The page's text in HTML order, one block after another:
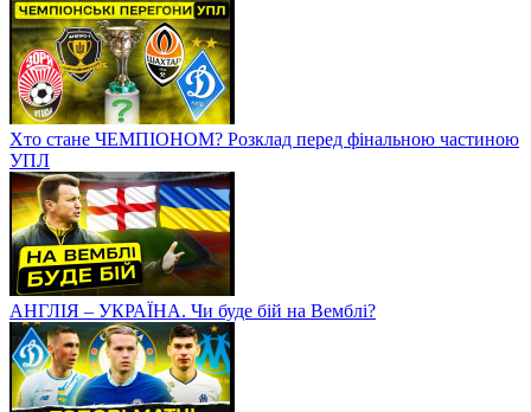
Хто стане ЧЕМПІОНОМ? Розклад перед фінальною частиною
УПЛ
АНГЛІЯ – УКРАЇНА. Чи буде бій на Вемблі?